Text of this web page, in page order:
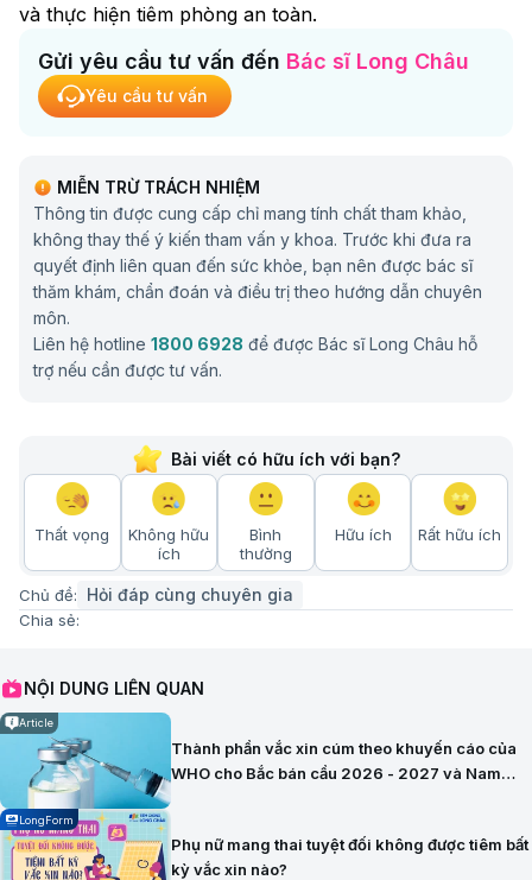
và thực hiện tiêm phòng an toàn.
Gửi yêu cầu tư vấn đến Bác sĩ Long Châu
Yêu cầu tư vấn
MIỄN TRỪ TRÁCH NHIỆM
Thông tin được cung cấp chỉ mang tính chất tham khảo,
không thay thế ý kiến tham vấn y khoa. Trước khi đưa ra
quyết định liên quan đến sức khỏe, bạn nên được bác sĩ
thăm khám, chẩn đoán và điều trị theo hướng dẫn chuyên
môn.
Liên hệ hotline 1800 6928 để được Bác sĩ Long Châu hỗ
trợ nếu cần được tư vấn.
Bài viết có hữu ích với bạn?
Thất vọng
Không hữu
ích
Bình
thường
Hữu ích Rất hữu ích
Chủ đề: Hỏi đáp cùng chuyên gia
Chia sẻ:
NỘI DUNG LIÊN QUAN
Article
Thành phần vắc xin cúm theo khuyến cáo của
WHO cho Bắc bán cầu 2026 - 2027 và Nam
LongForm
Phụ nữ mang thai tuyệt đối không được tiêm bất
kỳ vắc xin nào?